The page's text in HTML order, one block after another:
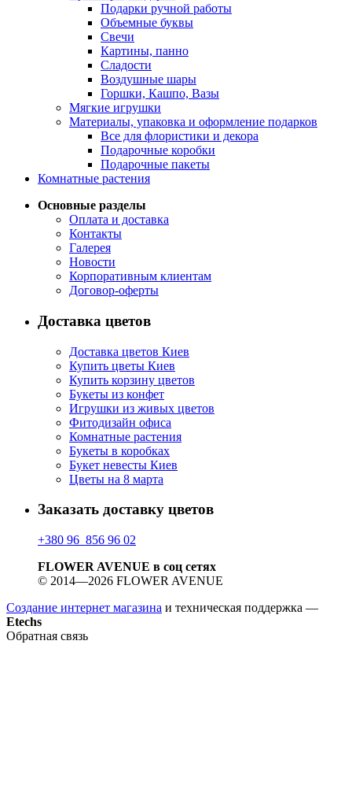
Подарки ручной работы
Объемные буквы
Свечи
Картины, панно
Сладости
Воздушные шары
Горшки, Кашпо, Вазы
Мягкие игрушки
Материалы, упаковка и оформление подарков
Все для флористики и декора
Подарочные коробки
Подарочные пакеты
Комнатные растения
Основные разделы
Оплата и доставка
Контакты
Галерея
Новости
Корпоративным клиентам
Договор-оферты
Доставка цветов
Доставка цветов Киев
Купить цветы Киев
Купить корзину цветов
Букеты из конфет
Игрушки из живых цветов
Фитодизайн офиса
Комнатные растения
Букеты в коробках
Букет невесты Киев
Цветы на 8 марта
Заказать доставку цветов
+380 96 856 96 02
FLOWER AVENUE в соц сетях
© 2014—2026 FLOWER AVENUE
Создание интернет магазина и техническая поддержка —
Etechs
Обратная связь